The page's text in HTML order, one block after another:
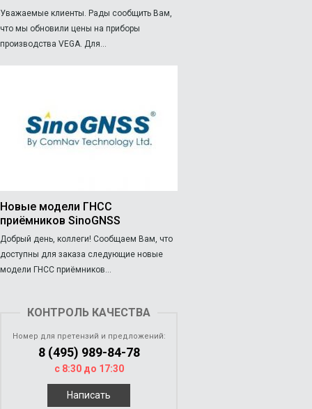
Уважаемые клиенты. Рады сообщить Вам,
что мы обновили цены на приборы
производства VEGA. Для...
Новые модели ГНСС
приёмников SinoGNSS
Добрый день, коллеги! Сообщаем Вам, что
доступны для заказа следующие новые
модели ГНСС приёмников...
КОНТРОЛЬ КАЧЕСТВА
Номер для претензий и предложений:
8 (495) 989-84-78
с 8:30 до 17:30
Написать